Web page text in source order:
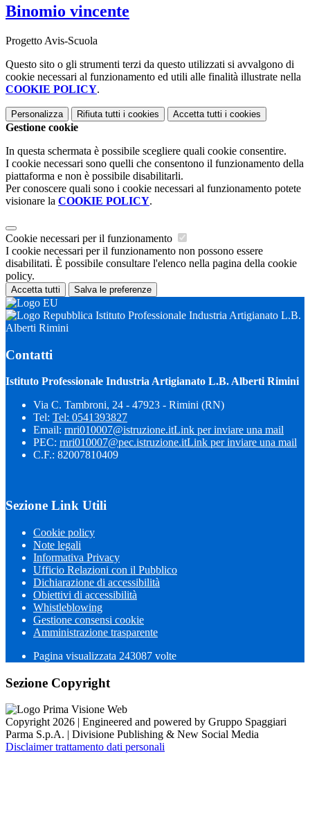
Binomio vincente
Progetto Avis-Scuola
Questo sito o gli strumenti terzi da questo utilizzati si avvalgono di
cookie necessari al funzionamento ed utili alle finalità illustrate nella
COOKIE POLICY.
Personalizza Rifiuta tutti i cookies Accetta tutti i cookies
Gestione cookie
In questa schermata è possibile scegliere quali cookie consentire.
I cookie necessari sono quelli che consentono il funzionamento della
piattaforma e non è possibile disabilitarli.
Per conoscere quali sono i cookie necessari al funzionamento potete
visionare la COOKIE POLICY.
Cookie necessari per il funzionamento
I cookie necessari per il funzionamento non possono essere
disabilitati. È possibile consultare l'elenco nella pagina della cookie
policy.
Accetta tutti Salva le preferenze
Istituto Professionale Industria Artigianato L.B.
Alberti Rimini
Contatti
Istituto Professionale Industria Artigianato L.B. Alberti Rimini
Via C. Tambroni, 24 - 47923 - Rimini (RN)
Tel: Tel: 0541393827
Email: rnri010007@istruzione.itLink per inviare una mail
PEC: rnri010007@pec.istruzione.itLink per inviare una mail
C.F.: 82007810409
Sezione Link Utili
Cookie policy
Note legali
Informativa Privacy
Ufficio Relazioni con il Pubblico
Dichiarazione di accessibilità
Obiettivi di accessibilità
Whistleblowing
Gestione consensi cookie
Amministrazione trasparente
Pagina visualizzata 243087 volte
Sezione Copyright
Copyright 2026 | Engineered and powered by Gruppo Spaggiari
Parma S.p.A. | Divisione Publishing & New Social Media
Disclaimer trattamento dati personali